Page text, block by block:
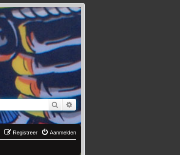
Zoek
Aanmelden
Registreer